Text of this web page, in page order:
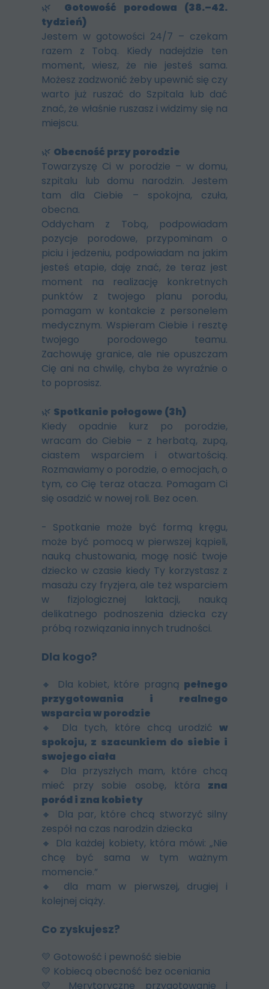
🌿 Gotowość porodowa (38.–42.
tydzień)
Jestem w gotowości 24/7 – czekam
razem z Tobą. Kiedy nadejdzie ten
moment, wiesz, że nie jesteś sama.
Możesz zadzwonić żeby upewnić się czy
warto już ruszać do Szpitala lub dać
znać, że właśnie ruszasz i widzimy się na
miejscu.
🌿 Obecność przy porodzie
Towarzyszę Ci w porodzie – w domu,
szpitalu lub domu narodzin. Jestem
tam dla Ciebie – spokojna, czuła,
obecna.
Oddycham z Tobą, podpowiadam
pozycje porodowe, przypominam o
piciu i jedzeniu, podpowiadam na jakim
jesteś etapie, daję znać, że teraz jest
moment na realizację konkretnych
punktów z twojego planu porodu,
pomagam w kontakcie z personelem
medycznym. Wspieram Ciebie i resztę
twojego porodowego teamu.
Zachowuję granice, ale nie opuszczam
Cię ani na chwilę, chyba że wyraźnie o
to poprosisz.
🌿 Spotkanie połogowe (3h)
Kiedy opadnie kurz po porodzie,
wracam do Ciebie – z herbatą, zupą,
ciastem wsparciem i otwartością.
Rozmawiamy o porodzie, o emocjach, o
tym, co Cię teraz otacza. Pomagam Ci
się osadzić w nowej roli. Bez ocen.
- Spotkanie może być formą kręgu,
może być pomocą w pierwszej kąpieli,
nauką chustowania, mogę nosić twoje
dziecko w czasie kiedy Ty korzystasz z
masażu czy fryzjera, ale też wsparciem
w fizjologicznej laktacji, nauką
delikatnego podnoszenia dziecka czy
próbą rozwiązania innych trudności.
Dla kogo?
🔸 Dla kobiet, które pragną pełnego
przygotowania i realnego
wsparcia w porodzie
🔸 Dla tych, które chcą urodzić w
spokoju, z szacunkiem do siebie i
swojego ciała
🔸 Dla przyszłych mam, które chcą
mieć przy sobie osobę, która zna
poród i zna kobiety
🔸 Dla par, które chcą stworzyć silny
zespół na czas narodzin dziecka
🔸 Dla każdej kobiety, która mówi: „Nie
chcę być sama w tym ważnym
momencie.”
🔸 dla mam w pierwszej, drugiej i
kolejnej ciąży.
Co zyskujesz?
💛 Gotowość i pewność siebie
💛 Kobiecą obecność bez oceniania
💛 Merytoryczne przygotowanie i